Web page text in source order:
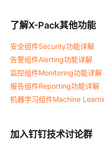
了解X-Pack其他功能
安全组件Security功能详解
告警组件Alerting功能详解
监控组件Monitoring功能详解
报告组件Reporting功能详解
机器学习组件Machine
加入钉钉技术讨论群